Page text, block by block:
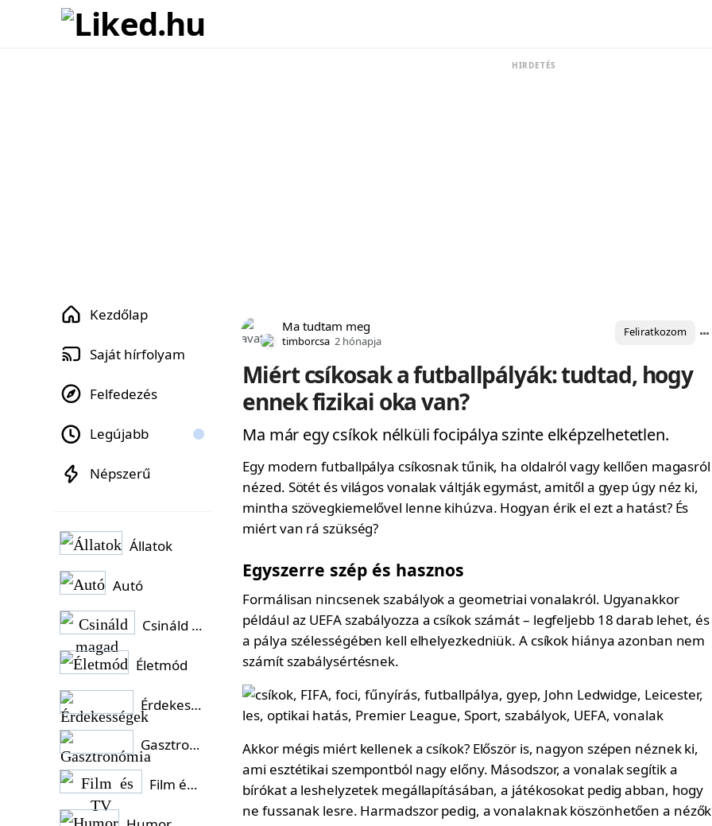
HIRDETÉS
Ma tudtam meg
timborcsa 2 hónapja
Feliratkozom
Miért csíkosak a futballpályák: tudtad, hogy
ennek fizikai oka van?
Ma már egy csíkok nélküli focipálya szinte elképzelhetetlen.
Egy modern futballpálya csíkosnak tűnik, ha oldalról vagy kellően magasról
nézed. Sötét és világos vonalak váltják egymást, amitől a gyep úgy néz ki,
mintha szövegkiemelővel lenne kihúzva. Hogyan érik el ezt a hatást? És
miért van rá szükség?
Egyszerre szép és hasznos
Formálisan nincsenek szabályok a geometriai vonalakról. Ugyanakkor
például az UEFA szabályozza a csíkok számát – legfeljebb 18 darab lehet, és
a pálya szélességében kell elhelyezkedniük. A csíkok hiánya azonban nem
számít szabálysértésnek.
Akkor mégis miért kellenek a csíkok? Először is, nagyon szépen néznek ki,
ami esztétikai szempontból nagy előny. Másodszor, a vonalak segítik a
bírókat a leshelyzetek megállapításában, a játékosokat pedig abban, hogy
ne fussanak lesre. Harmadszor pedig, a vonalaknak köszönhetően a nézők
Kezdőlap
Saját hírfolyam
Felfedezés
Legújabb
Népszerű
Állatok
Autó
Csináld magad
Életmód
Érdekességek
Gasztronómia
Film és TV